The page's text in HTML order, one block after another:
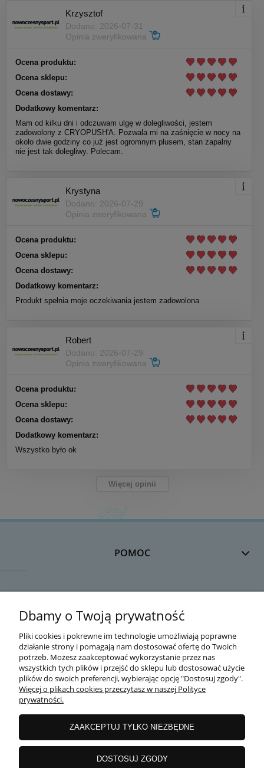
Krzysztof
Dodano: 2026-07-31
Opinia zweryfikowana
Ocena produktu:
Ocena sklepu:
Ocena dostawy:
Dodatkowy komentarz:
Mam od kilku dni i odczuwam ulgę w dolegliwości, jestem
zadowolony z CRYOPUSH'A. Pozwala mi na zaśnięcie w nocy na
około dwie godziny co już jest ogromnym plusem, stan zapalny
nie jest tak dolegliwy. Polecam.
Krystyna
Dodano: 2026-07-29
Opinia zweryfikowana
Ocena produktu:
Ocena sklepu:
Ocena dostawy:
Dodatkowy komentarz:
Produkt spełnia moje oczekiwania jestem zadowolona
Robert
Dodano: 2026-07-29
Opinia zweryfikowana
Ocena produktu:
Ocena sklepu:
Ocena dostawy:
Dodatkowy komentarz:
Wszystko było ok
Więcej opinii
POMOC
MOJE KONTO
O FIRMIE
Dbamy o Twoją prywatność
Pliki cookies i pokrewne im technologie umożliwiają poprawne
działanie strony i pomagają nam dostosować ofertę do Twoich
potrzeb. Możesz zaakceptować wykorzystanie przez nas
wszystkich tych plików i przejść do sklepu lub dostosować użycie
plików do swoich preferencji, wybierając opcję "Dostosuj zgody".
Więcej o plikach cookies przeczytasz w naszej Polityce
prywatności.
ZAAKCEPTUJ TYLKO NIEZBĘDNE
DOSTOSUJ ZGODY